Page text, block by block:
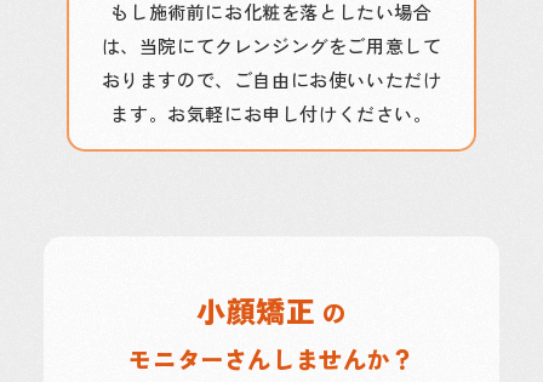
もし施術前にお化粧を落としたい場合
は、当院にてクレンジングをご用意して
おりますので、ご自由にお使いいただけ
ます。お気軽にお申し付けください。
小顔矯正 の
モニターさんしませんか？